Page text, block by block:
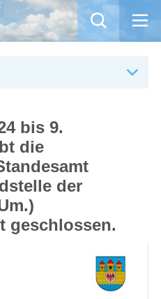
bis 9.
die
der
geschlossen.